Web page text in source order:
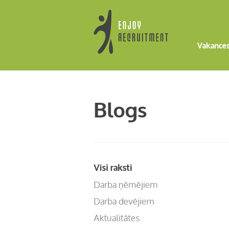
Blogs
Visi raksti
Darba ņēmējiem
Darba devējiem
Aktualitātes